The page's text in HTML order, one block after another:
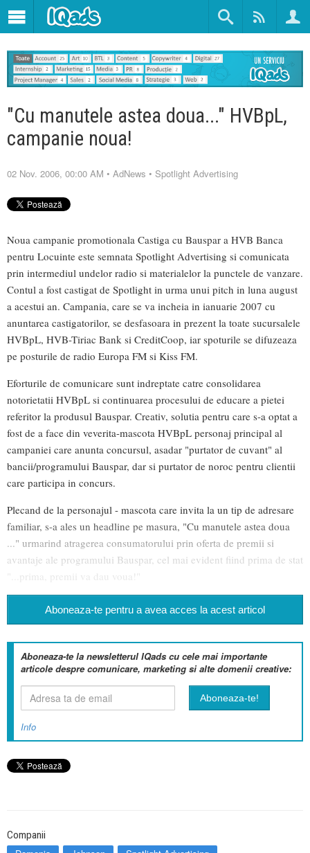
"Cu manutele astea doua..." HVBpL,
campanie noua!
02 Nov. 2006, 00:00 AM • AdNews • Spotlight Advertising
Noua campanie promotionala Castiga cu Bauspar a HVB Banca
pentru Locuinte este semnata Spotlight Advertising si comunicata
prin intermediul undelor radio si materialelor la punctele de vanzare.
Contul a fost castigat de Spotlight in urma unui pitch in luna august
a acestui an. Campania, care se va incheia in ianuarie 2007 cu
anuntarea castigatorilor, se desfasoara in prezent la toate sucursalele
HVBpL, HVB-Tiriac Bank si CreditCoop, iar spoturile se difuzeaza
pe posturile de radio Europa FM si Kiss FM.
Eforturile de comunicare sunt indreptate catre consolidarea
notorietatii HVBpL si continuarea procesului de educare a pietei
referitor la produsul Bauspar. Creativ, solutia pentru care s-a optat a
fost de a face din veverita-mascota HVBpL personaj principal al
campaniei care anunta concursul, asadar "purtator de cuvant" al
bancii/programului Bauspar, dar si purtator de noroc pentru clientii
care participa in concurs.
Plecand de la personajul - mascota care invita la un tip de adresare
familiar, s-a ales un headline pe masura, "Cu manutele astea doua
..." urmarind atragerea consumatorului prin oferta de premii si
avantaje ale programului Bauspar, cel mai evident fiind prima de stat
"...prima, premii va dau voua!"
Aboneaza-te pentru a avea acces la acest articol
Aboneaza-te la newsletterul IQads cu cele mai importante
articole despre comunicare, marketing si alte domenii creative:
Info
Companii